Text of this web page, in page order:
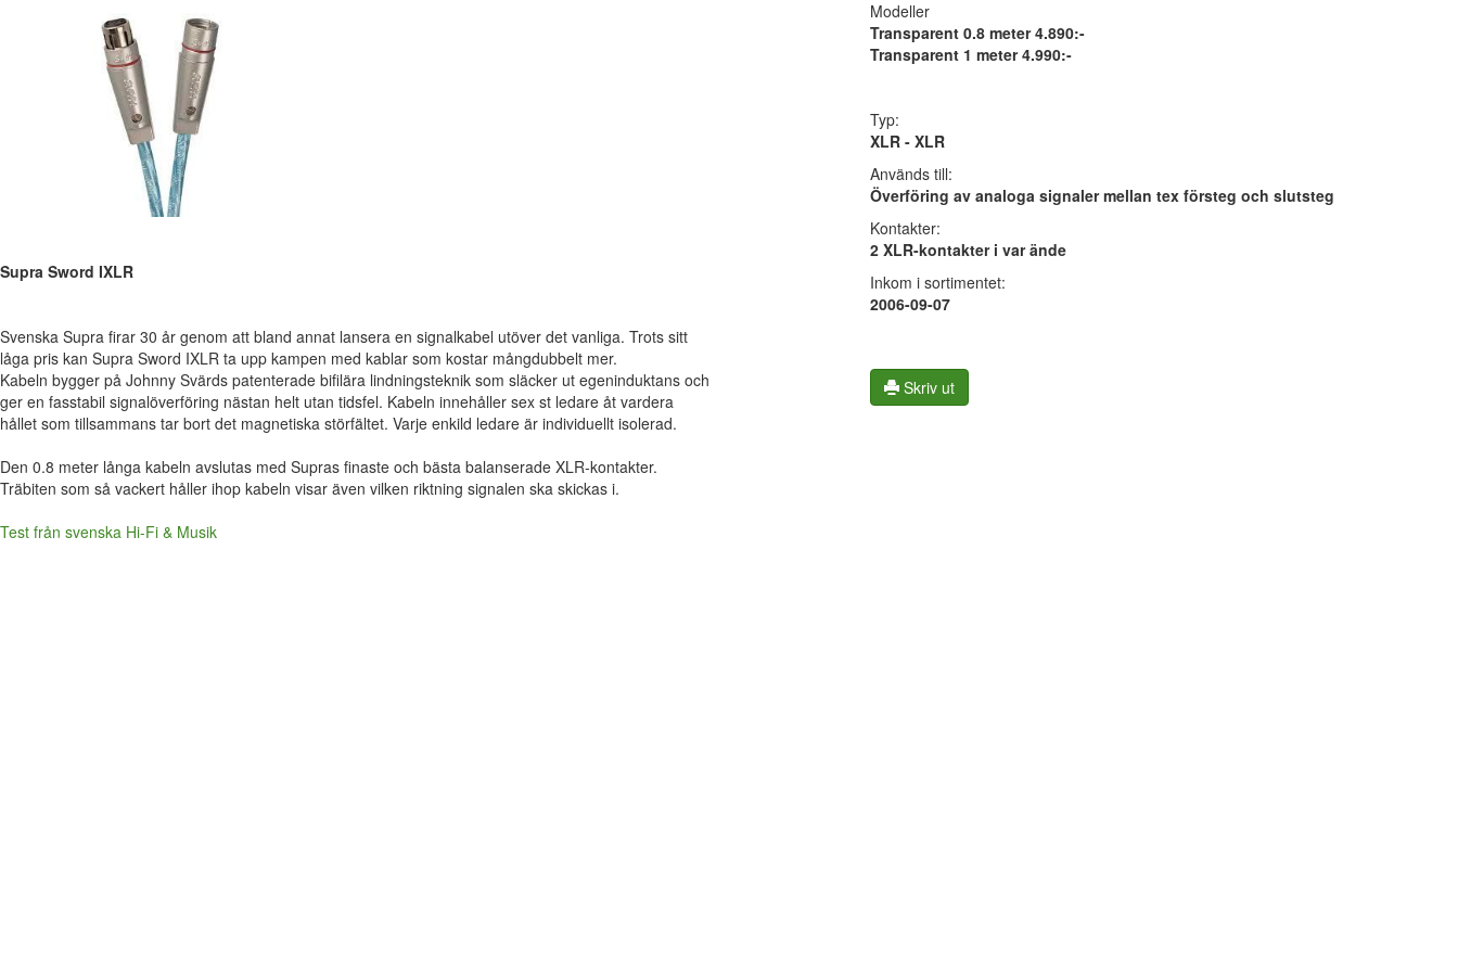
Supra Sword IXLR
Svenska Supra firar 30 år genom att bland annat lansera en signalkabel utöver det vanliga. Trots sitt
låga pris kan Supra Sword IXLR ta upp kampen med kablar som kostar mångdubbelt mer.
Kabeln bygger på Johnny Svärds patenterade bifilära lindningsteknik som släcker ut egeninduktans och
ger en fasstabil signalöverföring nästan helt utan tidsfel. Kabeln innehåller sex st ledare åt vardera
hållet som tillsammans tar bort det magnetiska störfältet. Varje enkild ledare är individuellt isolerad.
Den 0.8 meter långa kabeln avslutas med Supras finaste och bästa balanserade XLR-kontakter.
Träbiten som så vackert håller ihop kabeln visar även vilken riktning signalen ska skickas i.
Test från svenska Hi-Fi & Musik
Modeller
Transparent 0.8 meter 4.890:-
Transparent 1 meter 4.990:-
Typ:
XLR - XLR
Används till:
Överföring av analoga signaler mellan tex försteg och slutsteg
Kontakter:
2 XLR-kontakter i var ände
Inkom i sortimentet:
2006-09-07
Skriv ut